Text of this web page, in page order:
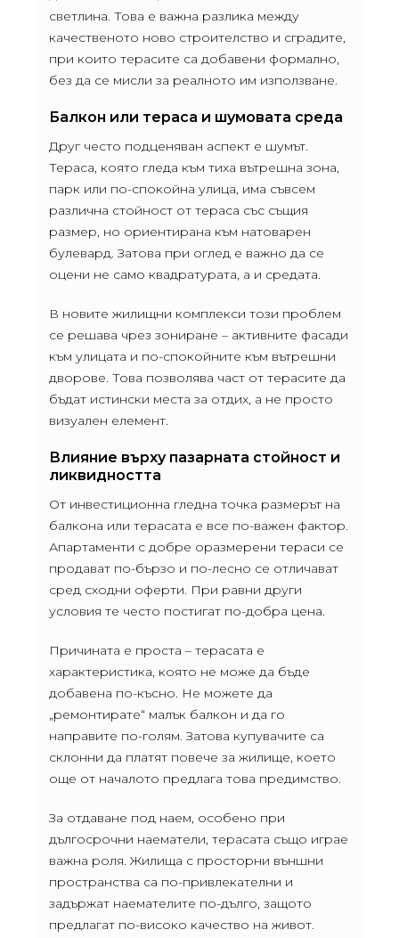
светлина. Това е важна разлика между
качественото ново строителство и сградите,
при които терасите са добавени формално,
без да се мисли за реалното им използване.
Балкон или тераса и шумовата среда
Друг често подценяван аспект е шумът.
Тераса, която гледа към тиха вътрешна зона,
парк или по-спокойна улица, има съвсем
различна стойност от тераса със същия
размер, но ориентирана към натоварен
булевард. Затова при оглед е важно да се
оцени не само квадратурата, а и средата.
В новите жилищни комплекси този проблем
се решава чрез зониране – активните фасади
към улицата и по-спокойните към вътрешни
дворове. Това позволява част от терасите да
бъдат истински места за отдих, а не просто
визуален елемент.
Влияние върху пазарната стойност и
ликвидността
От инвестиционна гледна точка размерът на
балкона или терасата е все по-важен фактор.
Апартаменти с добре оразмерени тераси се
продават по-бързо и по-лесно се отличават
сред сходни оферти. При равни други
условия те често постигат по-добра цена.
Причината е проста – терасата е
характеристика, която не може да бъде
добавена по-късно. Не можете да
„ремонтирате“ малък балкон и да го
направите по-голям. Затова купувачите са
склонни да платят повече за жилище, което
още от началото предлага това предимство.
За отдаване под наем, особено при
дългосрочни наематели, терасата също играе
важна роля. Жилища с просторни външни
пространства са по-привлекателни и
задържат наемателите по-дълго, защото
предлагат по-високо качество на живот.